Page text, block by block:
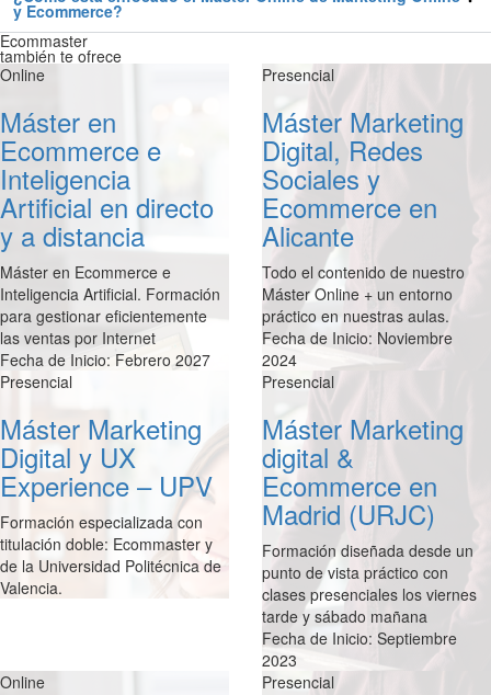
y Ecommerce?
Ecommaster
también te ofrece
Online
Máster en
Ecommerce e
Inteligencia
Artificial en directo
y a distancia
Máster en Ecommerce e
Inteligencia Artificial. Formación
para gestionar eficientemente
las ventas por Internet
Fecha de Inicio: Febrero 2027
Presencial
Máster Marketing
Digital, Redes
Sociales y
Ecommerce en
Alicante
Todo el contenido de nuestro
Máster Online + un entorno
práctico en nuestras aulas.
Fecha de Inicio: Noviembre
2024
Presencial
Máster Marketing
Digital y UX
Experience – UPV
Formación especializada con
titulación doble: Ecommaster y
de la Universidad Politécnica de
Valencia.
Presencial
Máster Marketing
digital &
Ecommerce en
Madrid (URJC)
Formación diseñada desde un
punto de vista práctico con
clases presenciales los viernes
tarde y sábado mañana
Fecha de Inicio: Septiembre
2023
Online
Presencial